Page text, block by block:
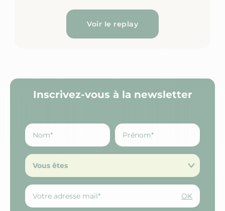
Voir le replay
Inscrivez-vous à la newsletter
Vous êtes
OK